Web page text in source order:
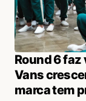
Round 6
Vans
marca tem